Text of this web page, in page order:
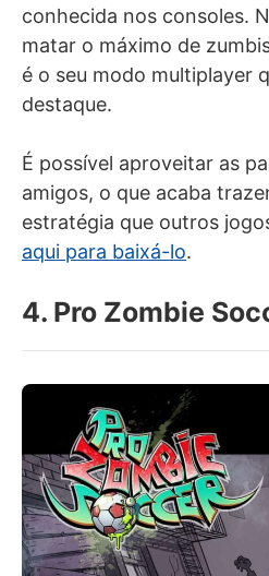
conhecida nos consoles.
matar o máximo de
é o seu modo multiplayer
destaque.
É possível aproveitar as
amigos, o que acaba
estratégia que outros
aqui para baixá-lo.
4. Pro Zombie